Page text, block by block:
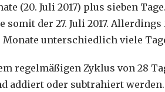
(20. Juli 2017) plus sieben
somit der 27. Juli 2017.
unterschiedlich viele
regelmäßigen Zyklus von 28
addiert oder subtrahiert werden.